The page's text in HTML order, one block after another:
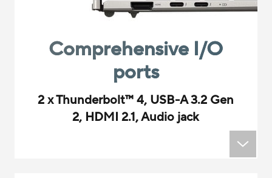
Comprehensive I/O
ports
2 x Thunderbolt™4, USB-A 3.2 Gen
2, HDMI 2.1, Audio jack